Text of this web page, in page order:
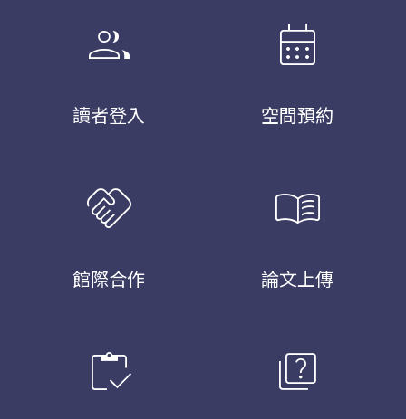
group
讀者登入
calendar_month
空間預約
handshake
館際合作
menu_book
論文上傳
inventory quiz